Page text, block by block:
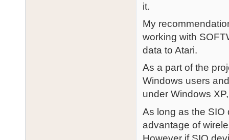
it.
My
working with
data to Atari.
As a part of the
Windows users
under Windows
As long as the SIO
advantage of